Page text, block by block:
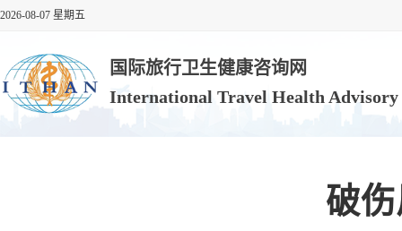
2026-08-07 星期五
国际旅行卫生健康咨询网
International Travel Health
破